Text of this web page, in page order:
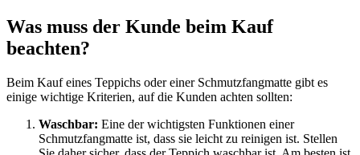
Was muss der Kunde beim Kauf
beachten?
Beim Kauf eines Teppichs oder einer Schmutzfangmatte gibt es
einige wichtige Kriterien, auf die Kunden achten sollten:
Waschbar: Eine der wichtigsten Funktionen einer
Schmutzfangmatte ist, dass sie leicht zu reinigen ist. Stellen